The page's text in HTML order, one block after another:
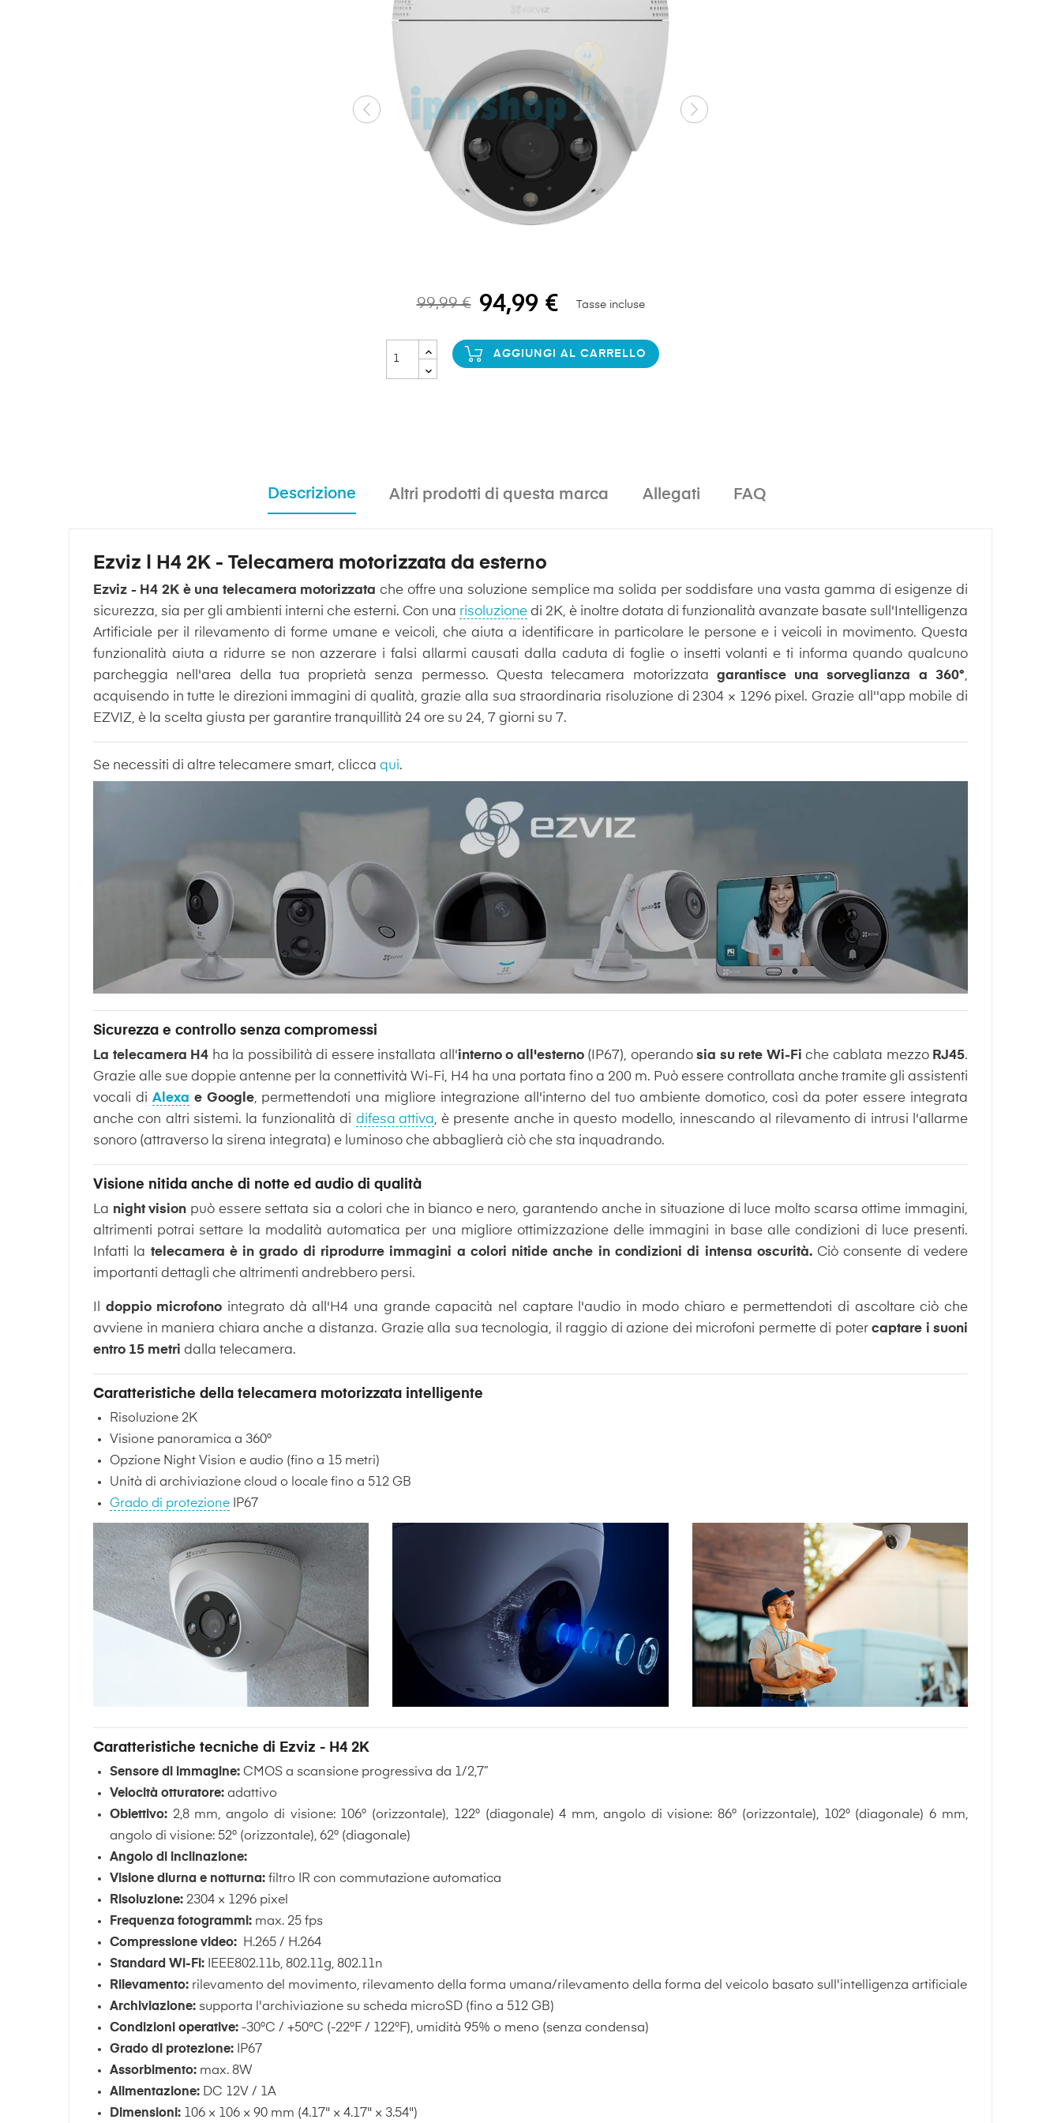
99,99 € 94,99 € Tasse incluse
AGGIUNGI AL CARRELLO
Descrizione Altri prodotti di questa marca Allegati FAQ
Ezviz | H4 2K - Telecamera motorizzata da esterno
Ezviz - H4 2K è una telecamera motorizzata che offre una soluzione semplice ma solida per soddisfare una vasta gamma di esigenze di
sicurezza, sia per gli ambienti interni che esterni. Con una risoluzione di 2K, è inoltre dotata di funzionalità avanzate basate sull'Intelligenza
Artificiale per il rilevamento di forme umane e veicoli, che aiuta a identificare in particolare le persone e i veicoli in movimento. Questa
funzionalità aiuta a ridurre se non azzerare i falsi allarmi causati dalla caduta di foglie o insetti volanti e ti informa quando qualcuno
parcheggia nell'area della tua proprietà senza permesso. Questa telecamera motorizzata garantisce una sorveglianza a 360°,
acquisendo in tutte le direzioni immagini di qualità, grazie alla sua straordinaria risoluzione di 2304 × 1296 pixel. Grazie all''app mobile di
EZVIZ, è la scelta giusta per garantire tranquillità 24 ore su 24, 7 giorni su 7.
Se necessiti di altre telecamere smart, clicca qui.
Sicurezza e controllo senza compromessi
La telecamera H4 ha la possibilità di essere installata all'interno o all'esterno(IP67), operandosia su rete Wi-Fi che cablata mezzo RJ45.
Grazie alle sue doppie antenne per la connettività Wi-Fi, H4 ha una portata fino a 200 m. Può essere controllata anche tramite gli assistenti
vocali di Alexa e Google, permettendoti una migliore integrazione all'interno del tuo ambiente domotico, così da poter essere integrata
anche con altri sistemi. la funzionalità di difesa attiva, è presente anche in questo modello, innescando al rilevamento di intrusi l'allarme
sonoro (attraverso la sirena integrata) e luminoso che abbaglierà ciò che sta inquadrando.
Visione nitida anche di notte ed audio di qualità
La night vision può essere settata sia a colori che in bianco e nero, garantendo anche in situazione di luce molto scarsa ottime immagini,
altrimenti potrai settare la modalità automatica per una migliore ottimizzazione delle immagini in base alle condizioni di luce presenti.
Infatti la telecamera è in grado di riprodurre immagini a colori nitide anche in condizioni di intensa oscurità.Ciò consente di vedere
importanti dettagli che altrimenti andrebbero persi.
doppio microfono integrato dà all'H4 una grande capacità nel captare l'audio in modo chiaro e permettendoti di ascoltare ciò che
avviene in maniera chiara anche a distanza. Grazie alla sua tecnologia, il raggio di azione dei microfoni permette di poter captare i suoni
entro 15 metri dalla telecamera.
Caratteristiche della telecamera motorizzata intelligente
Risoluzione 2K
Visione panoramica a 360°
Opzione Night Vision e audio (fino a 15 metri)
Unità di archiviazione cloud o locale fino a 512 GB
Grado di protezioneIP67
Caratteristiche tecniche di Ezviz - H4 2K
Sensore di immagine:CMOS a scansione progressiva da 1/2,7”
Velocità otturatore:adattivo
Obiettivo:2,8 mm, angolo di visione: 106° (orizzontale), 122° (diagonale) 4 mm, angolo di visione: 86° (orizzontale), 102° (diagonale) 6 mm,
angolo di visione: 52° (orizzontale), 62° (diagonale)
Angolo di inclinazione:
Visione diurna e notturna:filtro IR con commutazione automatica
Risoluzione:2304 × 1296 pixel
Frequenza fotogrammi:max. 25 fps
Compressione video:H.265 / H.264
Standard Wi-Fi:IEEE802.11b, 802.11g, 802.11n
Rilevamento:rilevamento del movimento, rilevamento della forma umana/rilevamento della forma del veicolo basato sull'intelligenza artificiale
Archiviazione:supporta l'archiviazione su scheda microSD (fino a 512 GB)
Condizioni operative:-30°C / +50°C (-22°F / 122°F), umidità 95% o meno (senza condensa)
Grado di protezione:IP67
Assorbimento:max. 8W
Alimentazione:DC 12V / 1A
Dimensioni:106 × 106 × 90 mm (4.17" × 4.17" × 3.54")